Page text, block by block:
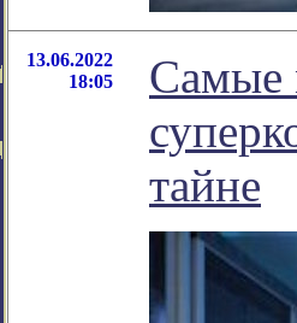
13.06.2022
18:05
Самые
тайне